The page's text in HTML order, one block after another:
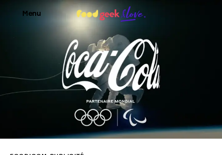
Menu
Food’News
Food’Com
Food’Art